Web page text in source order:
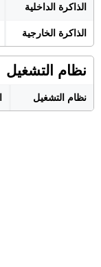
الذاكرة الداخلية
الذاكرة الخارجية
نظام التشغيل
نظام التشغيل